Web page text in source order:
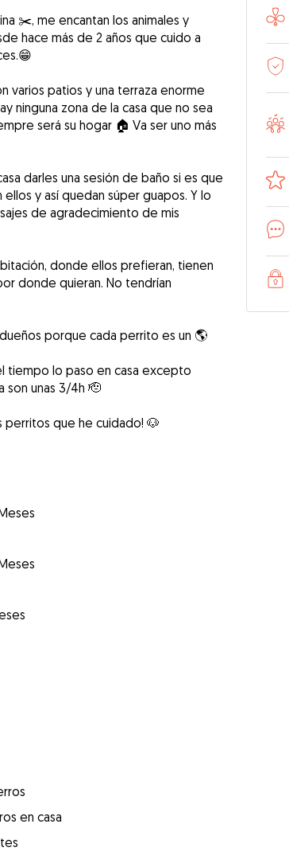
✂️, me encantan los animales y
hace más de 2 años que cuido a
varios patios y una terraza enorme
ninguna zona de la casa que no sea
será su hogar 🏠 Va ser uno más
darles una sesión de baño si es que
y así quedan súper guapos. Y lo
de agradecimiento de mis
donde ellos prefieran, tienen
donde quieran. No tendrían
porque cada perrito es un 🌎
tiempo lo paso en casa excepto
son unas 3/4h 🫡
en casa